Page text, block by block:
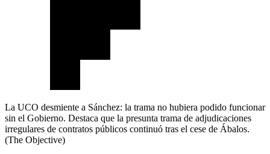
La UCO desmiente a Sánchez: la trama no hubiera podido funcionar
sin el Gobierno. Destaca que la presunta trama de adjudicaciones
irregulares de contratos públicos continuó tras el cese de Ábalos.
(The Objective)